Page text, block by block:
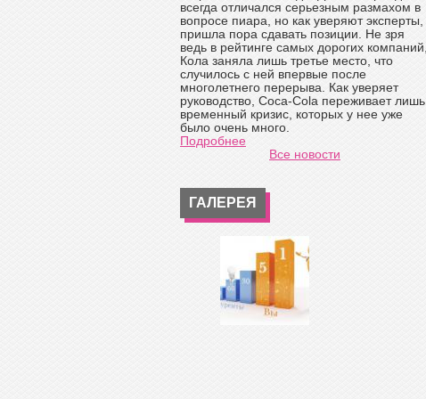
всегда отличался серьезным размахом в
вопросе пиара, но как уверяют эксперты,
пришла пора сдавать позиции. Не зря
ведь в рейтинге самых дорогих компаний,
Кола заняла лишь третье место, что
случилось с ней впервые после
многолетнего перерыва. Как уверяет
руководство, Coca-Cola переживает лишь
временный кризис, которых у нее уже
было очень много.
Подробнее
Все новости
ГАЛЕРЕЯ